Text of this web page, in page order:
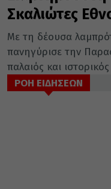
Σκαλιώτες
Με τη δέουσα
πανηγύρισε την
παλαιός και
ΡΟΗ ΕΙΔΗΣΕΩΝ